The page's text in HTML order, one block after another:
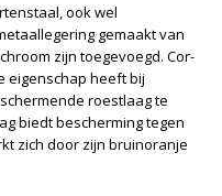
ook wel
gemaakt van
zijn toegevoegd. Cor-
eigenschap heeft bij
roestlaag te
biedt bescherming tegen
zich door zijn bruinoranje